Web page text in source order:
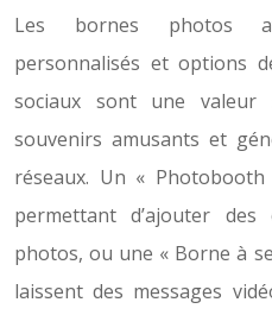
Les bornes photos
personnalisés et options
sociaux sont une valeur
souvenirs amusants et
réseaux. Un «
permettant d’ajouter
photos, ou une « Borne à
laissent des messages